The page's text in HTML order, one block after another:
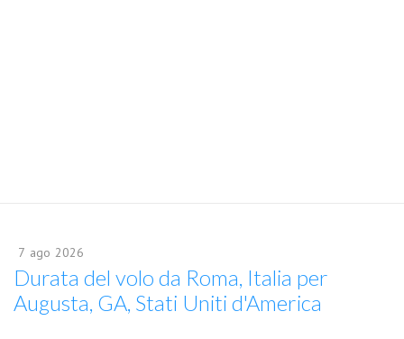
7 ago 2026
Durata del volo da Roma, Italia per
Augusta, GA, Stati Uniti d'America